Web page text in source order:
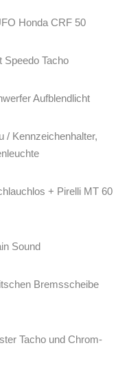
Honda CRF 50
Speedo Tacho
Aufblendlicht
/ Kennzeichenhalter,
+ Pirelli MT 60
Sound
Bremsscheibe
Tacho und Chrom-